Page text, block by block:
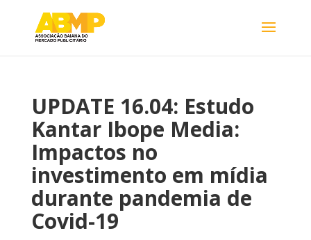
UPDATE 16.04: Estudo
Kantar Ibope Media:
Impactos no
investimento em mídia
durante pandemia de
Covid-19